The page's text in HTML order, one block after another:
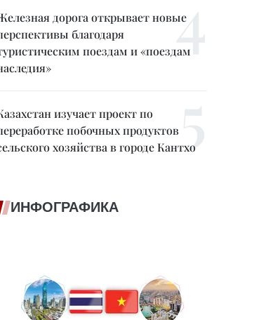
дорога открывает новые
благодаря
поездам и «поездам
изучает проект по
побочных продуктов
хозяйства в городе Кантхо
ИНФОГРАФИКА